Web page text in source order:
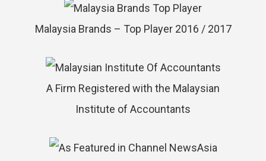
Malaysia Brands – Top Player 2016 / 2017
A Firm Registered with the Malaysian
Institute of Accountants